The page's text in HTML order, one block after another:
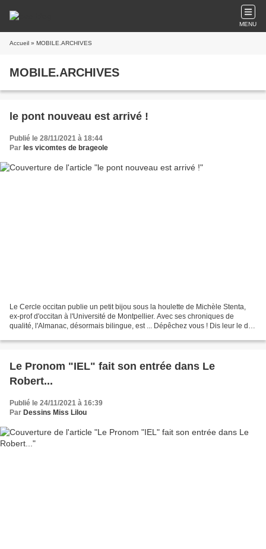
MENU
Accueil » MOBILE.ARCHIVES
MOBILE.ARCHIVES
le pont nouveau est arrivé !
Publié le 28/11/2021 à 18:44
Par les vicomtes de brageole
Le Cercle occitan publie un petit bijou sous la houlette de Michèle Stenta,
ex-prof d'occitan à l'Université de Montpellier. Avec ses chroniques de
qualité, l'Almanac, désormais bilingue, est ... Dépêchez vous ! Dis leur le dit !
Le Pronom "IEL" fait son entrée dans Le
Robert...
Publié le 24/11/2021 à 16:39
Par Dessins Miss Lilou